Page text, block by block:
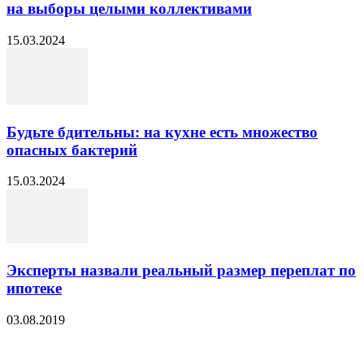
на выборы целыми коллективами
15.03.2024
Будьте бдительны: на кухне есть множество
опасных бактерий
15.03.2024
Эксперты назвали реальный размер переплат по
ипотеке
03.08.2019